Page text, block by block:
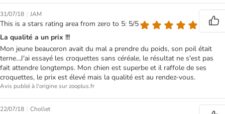
31/07/18 | JAM
This is a stars rating area from zero to 5: 5/5
La qualité a un prix !!!
Mon jeune beauceron avait du mal a prendre du poids, son poil était
terne...J'ai essayé les croquettes sans céréale, le résultat ne s'est pas
fait attendre longtemps. Mon chien est superbe et il raffole de ses
croquettes, le prix est élevé mais la qualité est au rendez-vous.
Avis publié à l'origine sur zooplus.fr
22/07/18 | Chollet